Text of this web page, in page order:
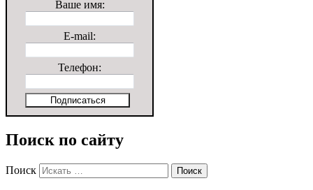
Ваше имя:
E-mail:
Телефон:
Поиск по сайту
Поиск